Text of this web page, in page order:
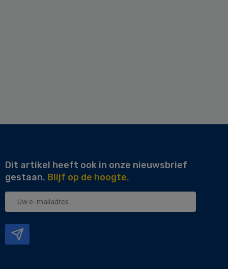
Dit artikel heeft ook in onze nieuwsbrief
gestaan. Blijf op de hoogte.
Uw